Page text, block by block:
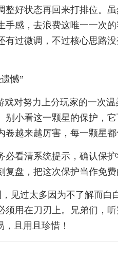
好状态再回来打排位。
感，去浪费这唯一一次
有过微调，不过核心思路
憾”
对努力上分玩家的一次
小看这一颗星的保护，
越来越厉害，每一颗星都
必看清系统提示，确认保
盘，把这次保护当作免费
见过太多因为不了解而白
用在刀刃上。兄弟们，
且用且珍惜！